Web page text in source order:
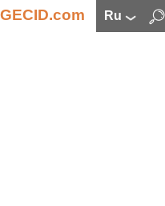
GECID.com ru